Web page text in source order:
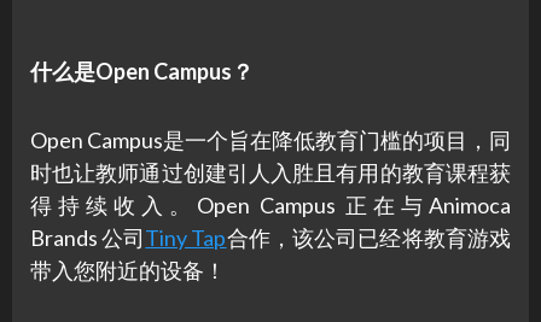
什么是Open Campus？
Open Campus是一个旨在降低教育门槛的项目，同
时也让教师通过创建引人入胜且有用的教育课程获
得持续收入。Open Campus 正在与Animoca
Brands 公司Tiny Tap合作，该公司已经将教育游戏
带入您附近的设备！